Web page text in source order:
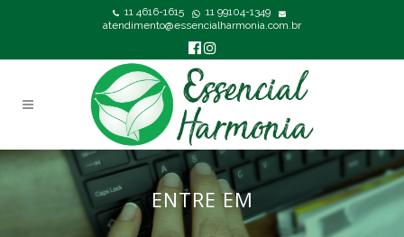
11 4616-1615
11 99104-1349
atendimento@essencialharmonia.com.br
ENTRE EM